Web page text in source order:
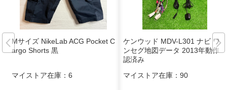
Mサイズ NikeLab ACG Pocket C
argo Shorts 黒
マイストア在庫： 6
ケンウッド MDV-L301 ナビ ワ
ンセグ地図データ 2013年動作確
認済み
マイストア在庫： 90